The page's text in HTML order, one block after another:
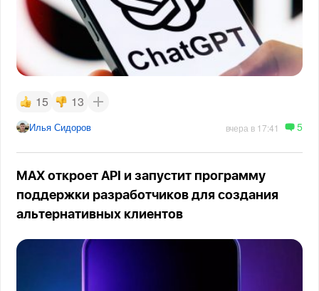
15 13
Илья Сидоров вчера в 17:41 5
MAX откроет API и запустит программу
поддержки разработчиков для создания
альтернативных клиентов